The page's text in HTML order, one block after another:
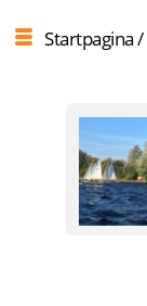
Startpagina/